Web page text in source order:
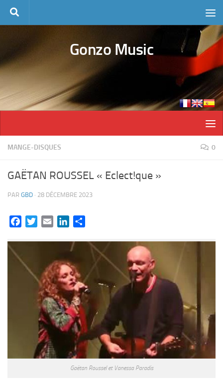
Skip to content
Gonzo Music
MANGE-DISQUES 0
GAËTAN ROUSSEL « Eclect!que »
PAR GBD · 28 DÉCEMBRE 2023
FacebookTwitterEmail LinkedIn
Gaëtan Roussel et Vanessa Paradis